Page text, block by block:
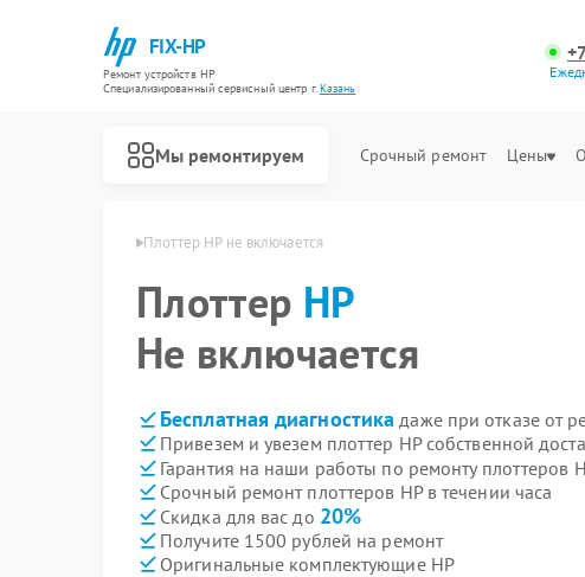
FIX-HP
Ремонт устройств HP
Специализированный cервисный центр г.Казань
Мы ремонтируем Срочный ремонт Цены
Плоттер HP не включается
Плоттер HP
Не включается
Бесплатная диагностика даже при отказе от
Привезем и увезем плоттер HP собственной
Гарантия на наши работы по ремонту плоттеров
Срочный ремонт плоттеров HP в течении часа
Скидка для вас до 20%
Получите 1500 рублей на ремонт
Оригинальные комплектующие HP